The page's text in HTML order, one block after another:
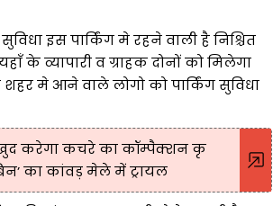
इस पार्किंग मे रहने वाली है निश्चित
के व्यापारी व ग्राहक दोनों को मिलेगा
मे आने वाले लोगो को पार्किंग सुविधा
करेगा कचरे का कॉम्पैक्शन कृ
का कांवड़ मेले में ट्रायल